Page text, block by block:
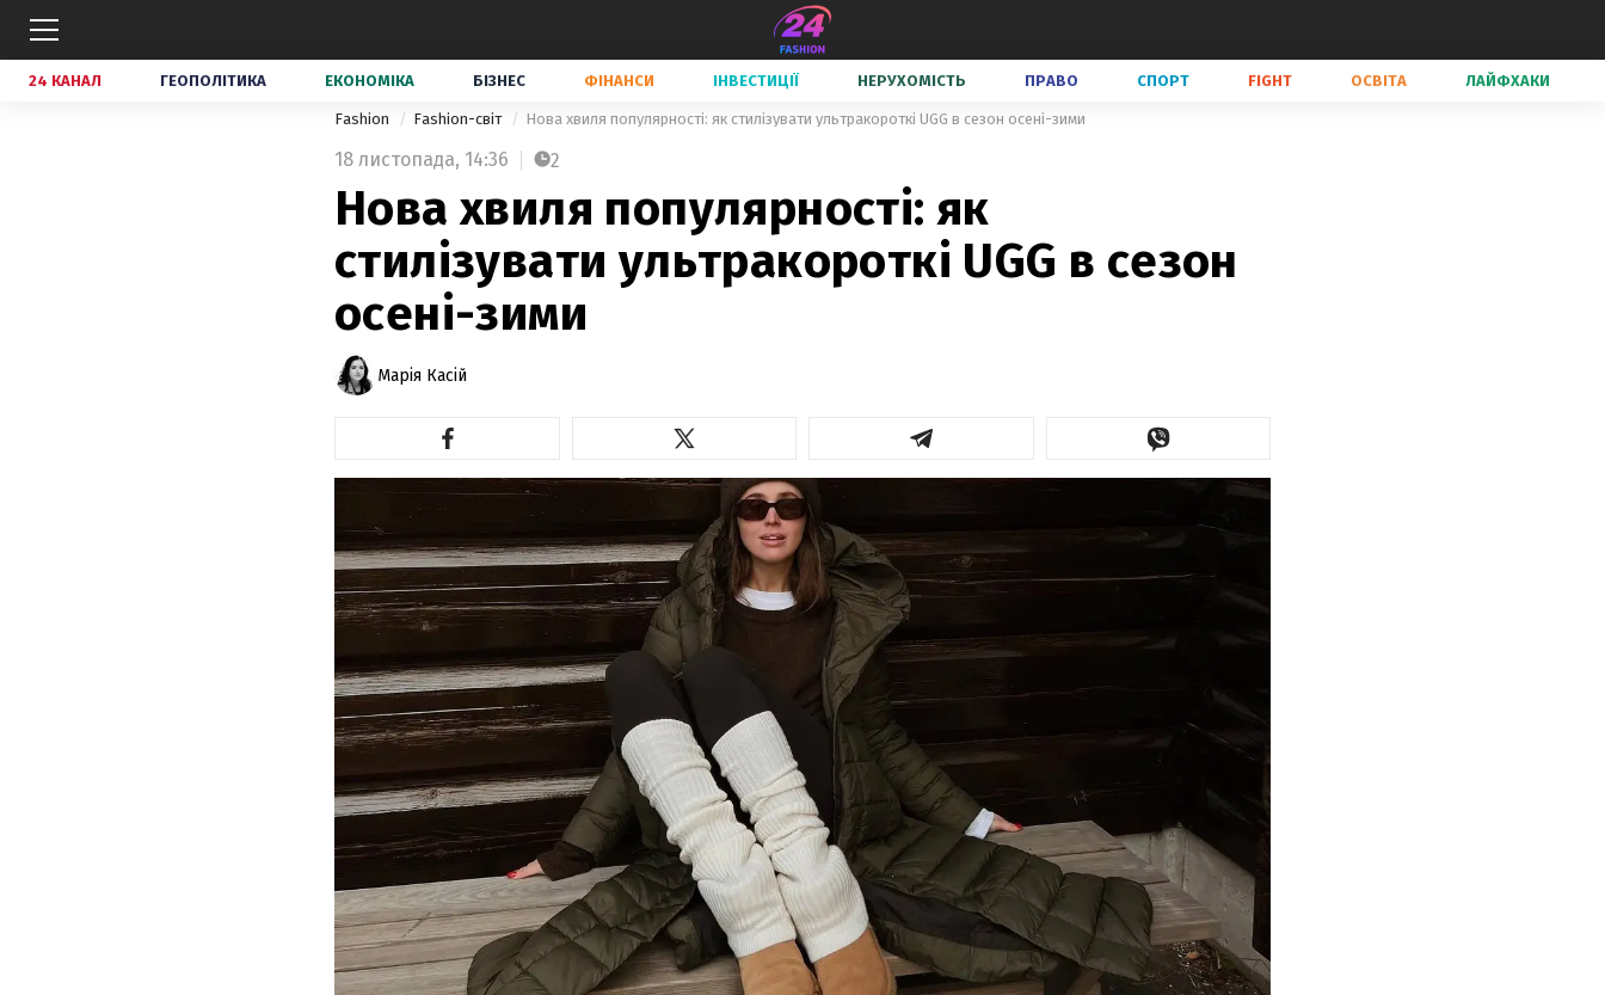
24 КАНАЛ ГЕОПОЛІТИКА ЕКОНОМІКА БІЗНЕС ФІНАНСИ ІНВЕСТИЦІЇ НЕРУХОМІСТЬ ПРАВО СПОРТ FIGHT ОСВІТА ЛАЙФХАКИ
Fashion Fashion-світ Нова хвиля популярності: як стилізувати ультракороткі UGG в сезон осені-зими
18 листопада, 14:36 2
Нова хвиля популярності: як
стилізувати ультракороткі UGG в сезон
осені-зими
Марія Касій